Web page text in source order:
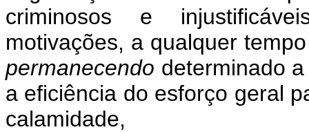
criminosos e
motivações, a qualquer
permanecendo determinado
a eficiência do esforço geral
calamidade,